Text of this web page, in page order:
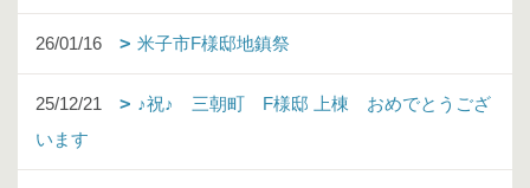
26/01/16 米子市F様邸地鎮祭
25/12/21
♪祝♪ 三朝町 F様邸 上棟 おめでとうござ
います